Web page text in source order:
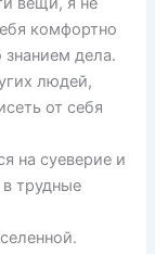
комфортно
знанием дела.
людей,
от себя
на суеверие и
трудные